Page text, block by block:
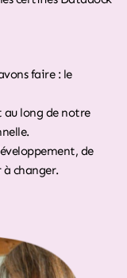
faire : le
au long de notre
de
à changer.